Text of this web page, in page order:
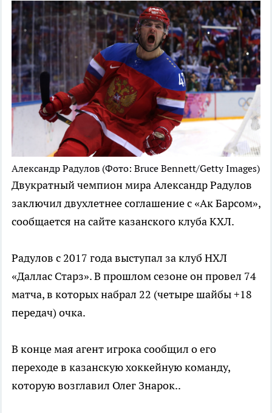
Александр Радулов (Фото: Bruce Bennett/Getty Images)
Двукратный чемпион мира Александр Радулов
заключил двухлетнее соглашение с «Ак Барсом»,
сообщается на сайте казанского клуба КХЛ.
Радулов с 2017 года выступал за клуб НХЛ
«Даллас Старз». В прошлом сезоне он провел 74
матча, в которых набрал 22 (четыре шайбы +18
передач) очка.
В конце мая агент игрока сообщил о его
переходе в казанскую хоккейную команду,
которую возглавил Олег Знарок..